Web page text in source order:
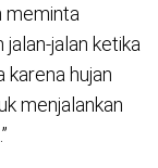
meminta
jalan ketika
hujan
menjalankan